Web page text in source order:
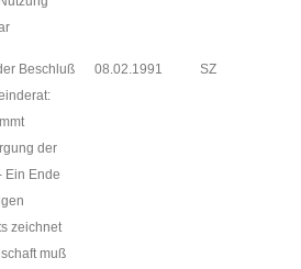
Beschluß
der
Ein Ende
zeichnet
muß
08.02.1991 SZ